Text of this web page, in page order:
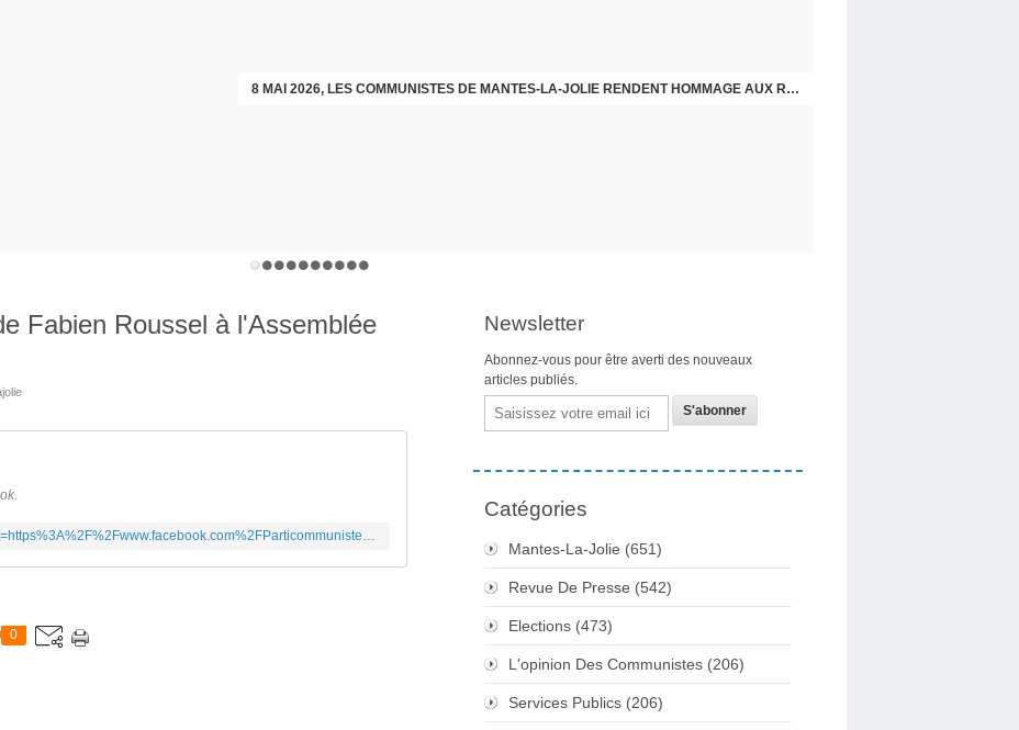
8 MAI 2026, LES COMMUNISTES DE MANTES-LA-JOLIE RENDENT HOMMAGE AUX RÉSISTANTS.
VOEUX DES COMMUNISTES DIMANCHE DERNIER. COMPRENDRE POUR AGIR
Fabien Roussel à l'Assemblée
https://www.facebook.com/login/?next=https%3A%2F%2Fwww.facebook.com%2FParticommuniste%2Fvideos%2F1366155423808483%2F
0
Newsletter
Abonnez-vous pour être averti des nouveaux
articles publiés.
Email
Catégories
Mantes-La-Jolie (651)
Revue De Presse (542)
Elections (473)
L'opinion Des Communistes (206)
Services Publics (206)